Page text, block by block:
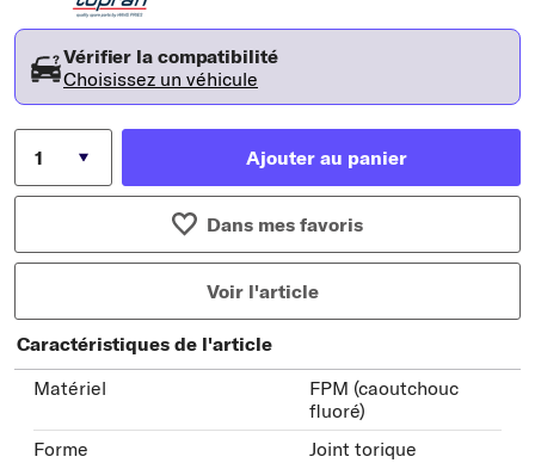
Vérifier la compatibilité
Choisissez un véhicule
Ajouter au panier
Dans mes favoris
Voir l'article
Caractéristiques de l'article
Matériel
FPM (caoutchouc
fluoré)
Forme
Joint torique